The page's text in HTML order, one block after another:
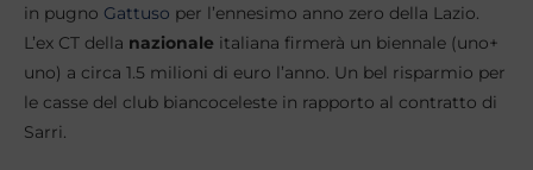
in pugno Gattuso per l’ennesimo anno zero della Lazio.
L’ex CT della nazionale italiana firmerà un biennale (uno+
uno) a circa 1.5 milioni di euro l’anno. Un bel risparmio per
le casse del club biancoceleste in rapporto al contratto di
Sarri.